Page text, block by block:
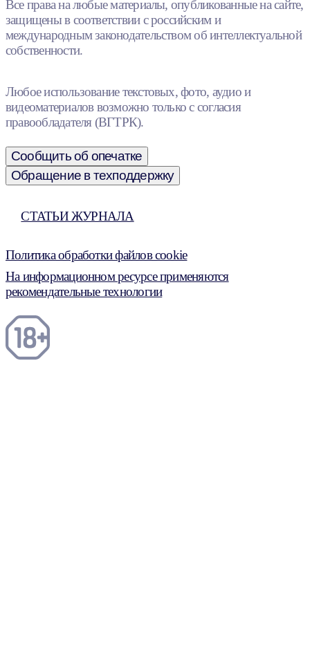
Все права на любые материалы, опубликованные на сайте,
защищены в соответствии с российским и
международным законодательством об интеллектуальной
собственности.
Любое использование текстовых, фото, аудио и
видеоматериалов возможно только с согласия
правообладателя (ВГТРК).
Сообщить об опечатке
Обращение в техподдержку
СТАТЬИ ЖУРНАЛА
Политика обработки файлов cookie
На информационном ресурсе применяются
рекомендательные технологии